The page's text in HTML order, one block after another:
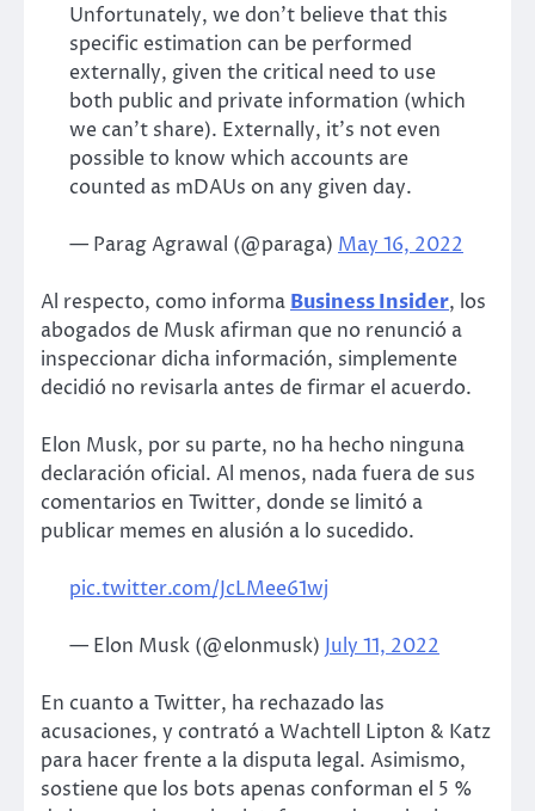
Unfortunately, we don’t believe that this
specific estimation can be performed
externally, given the critical need to use
both public and private information (which
we can’t share). Externally, it’s not even
possible to know which accounts are
counted as mDAUs on any given day.
— Parag Agrawal (@paraga) May 16, 2022
Al respecto, como informa Business Insider, los
abogados de Musk afirman que no renunció a
inspeccionar dicha información, simplemente
decidió no revisarla antes de firmar el acuerdo.
Elon Musk, por su parte, no ha hecho ninguna
declaración oficial. Al menos, nada fuera de sus
comentarios en Twitter, donde se limitó a
publicar memes en alusión a lo sucedido.
pic.twitter.com/JcLMee61wj
— Elon Musk (@elonmusk) July 11, 2022
En cuanto a Twitter, ha rechazado las
acusaciones, y contrató a Wachtell Lipton & Katz
para hacer frente a la disputa legal. Asimismo,
sostiene que los bots apenas conforman el 5 %